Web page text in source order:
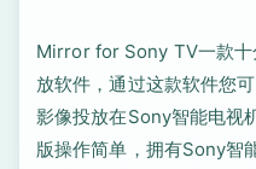
Mirror for Sony TV一款
放软件，通过这款软件您
影像投放在Sony智能电
版操作简单，拥有Sony智